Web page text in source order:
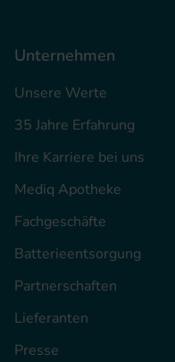
Unternehmen
Unsere Werte
35 Jahre Erfahrung
Ihre Karriere bei uns
Mediq Apotheke
Fachgeschäfte
Batterieentsorgung
Partnerschaften
Lieferanten
Presse